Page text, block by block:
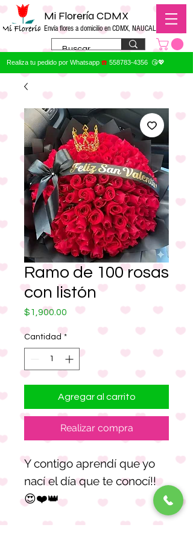
Mi Florería CDMX
Envía flores a domicilio en CDMX, NAUCALPAN
Realiza tu pedido por Whatsapp ☎️ 558783-4356 😘💖
Ramo de 100 rosas
con listón
$1,900.00 Precio
Cantidad *
Agregar al carrito
Realizar compra
Y contigo aprendí que yo
nací el día que te conocí!!
😍❤️👑